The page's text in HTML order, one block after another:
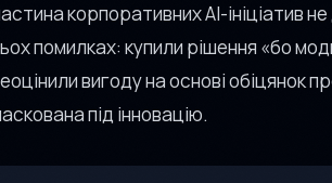
корпоративних AI-ініціатив
помилках: купили рішення «бо
вигоду на основі обіцянок
під інновацію.